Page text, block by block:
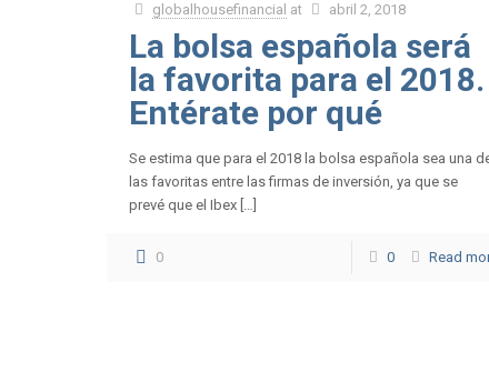
globalhousefinancial at abril 2, 2018
La bolsa española será
la favorita para el 2018.
Entérate por qué
Se estima que para el 2018 la bolsa española sea una
las favoritas entre las firmas de inversión, ya que se
prevé que el Ibex […]
0 0 Read